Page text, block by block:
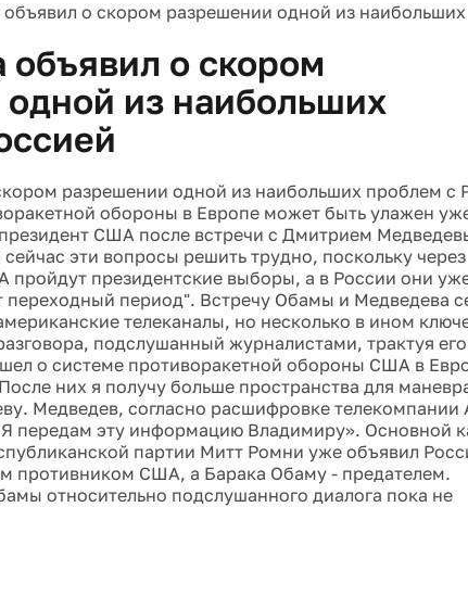
о скором разрешении одной из наибольших
объявил о скором
из наибольших
разрешении одной из наибольших проблем с
обороны в Европе может быть улажен
США после встречи с Дмитрием
эти вопросы решить трудно, поскольку через
пройдут президентские выборы, а в России они
период". Встречу Обамы и Медведева
телеканалы, но несколько в ином
подслушанный журналистами, трактуя
о системе противоракетной обороны США в
них я получу больше пространства для
Медведев, согласно расшифровке телекомпании
передам эту информацию Владимиру». Основной
партии Митт Ромни уже объявил
противником США, а Барака Обаму - предателем.
относительно подслушанного диалога пока не